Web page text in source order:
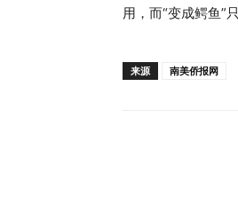
用，而“变成鳄鱼”
来源 南美侨报网